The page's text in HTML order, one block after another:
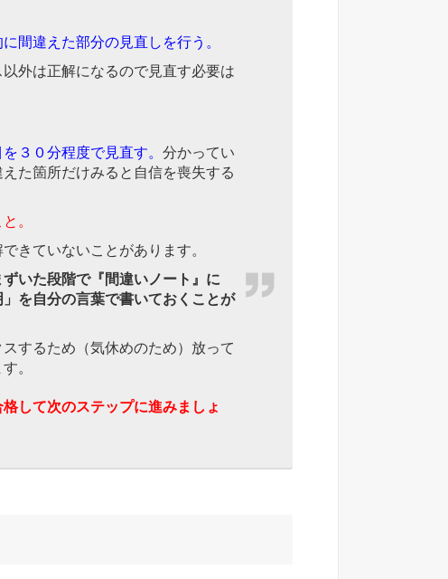
間違えた部分の見直しを行う。
外は正解になるので見直す必要は
３０分程度で見直す。 分かってい
た箇所だけみると自信を喪失する
。
きていないことがあります。
いた段階で『間違いノート』に
を自分の言葉で書いておくことが
するため（気休めのため）放って
。
して次のステップに進みましょ